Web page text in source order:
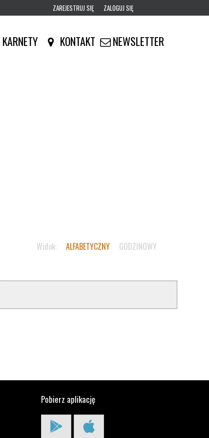
ZAREJESTRUJ SIĘ ZALOGUJ SIĘ
0,00
KARNETY KONTAKT NEWSLETTER
Widok: ALFABETYCZNY GODZINOWY
Pobierz aplikację